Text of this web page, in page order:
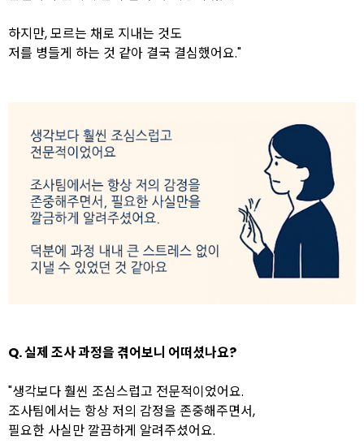
하지만, 모르는 채로 지내는 것도
저를 병들게 하는 것 같아 결국 결심했어요."
Q. 실제 조사 과정을 겪어보니 어떠셨나요?
"생각보다 훨씬 조심스럽고 전문적이었어요.
조사팀에서는 항상 저의 감정을 존중해주면서,
필요한 사실만 깔끔하게 알려주셨어요.